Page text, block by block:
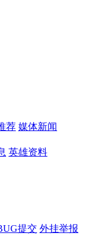
荐 媒体新闻
英雄资料
提交 外挂举报